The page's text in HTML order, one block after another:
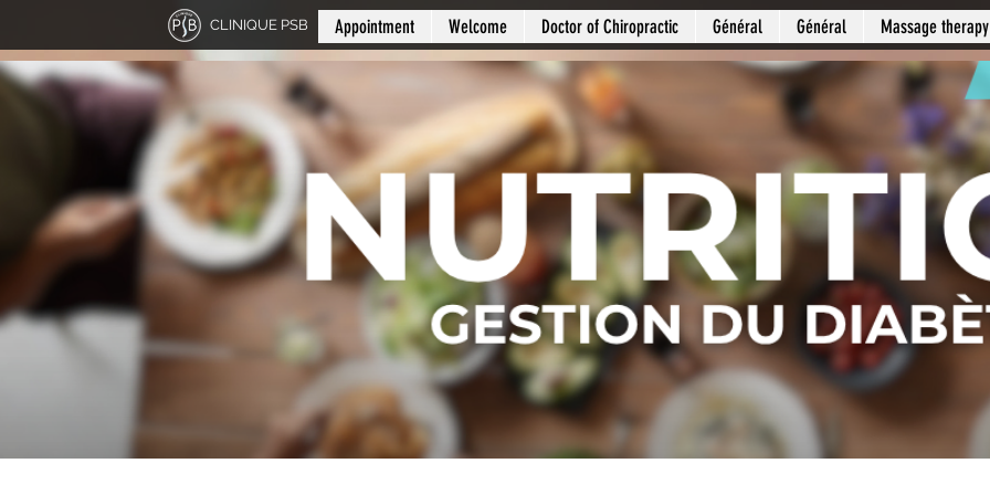
CLINIQUE PSB Appointment Welcome Doctor of Chiropractic Général Général Massage therapy